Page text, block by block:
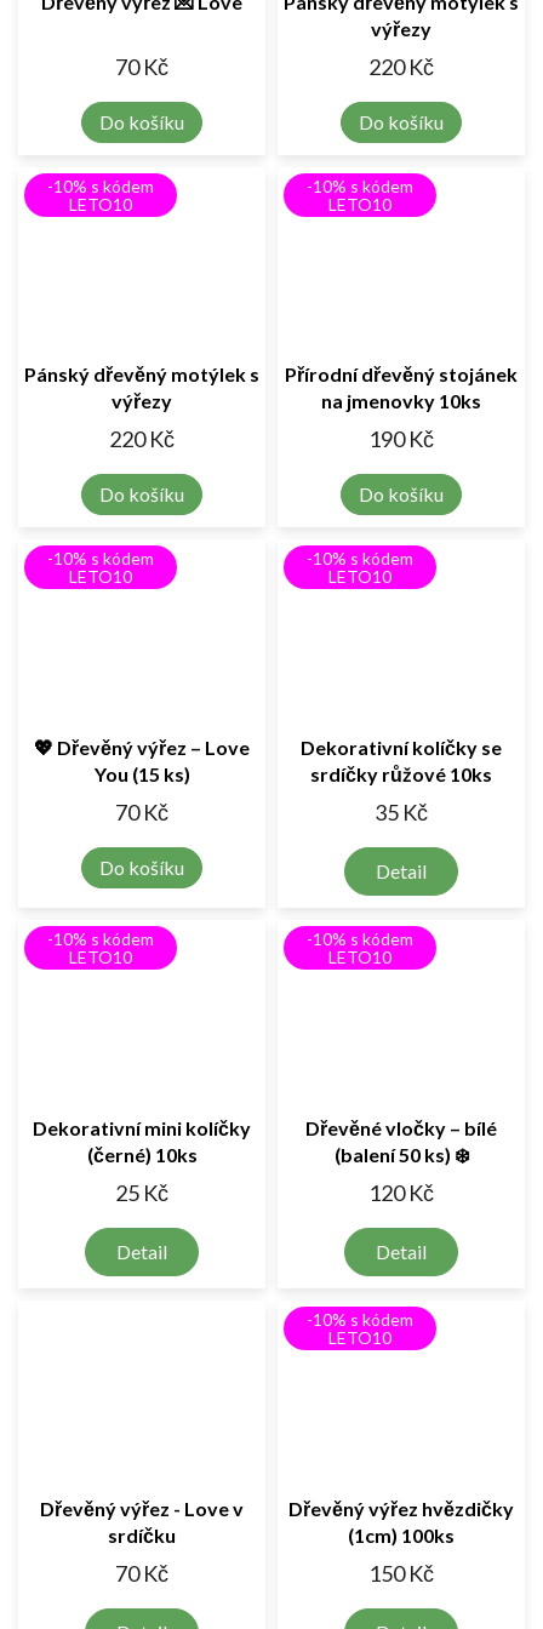
70 Kč
Do košíku
výřezy
220 Kč
Do košíku
-10% s kódem
LETO10
Pánský dřevěný motýlek s
výřezy
220 Kč
Do košíku
-10% s kódem
LETO10
Přírodní dřevěný stojánek
na jmenovky 10ks
190 Kč
Do košíku
-10% s kódem
LETO10
💖 Dřevěný výřez – Love
You (15 ks)
70 Kč
Do košíku
-10% s kódem
LETO10
Dekorativní kolíčky se
srdíčky růžové 10ks
35 Kč
Detail
-10% s kódem
LETO10
Dekorativní mini kolíčky
(černé) 10ks
25 Kč
Detail
-10% s kódem
LETO10
Dřevěné vločky – bílé
(balení 50 ks) ❄️
120 Kč
Detail
Dřevěný výřez - Love v
srdíčku
70 Kč
-10% s kódem
LETO10
Dřevěný výřez hvězdičky
(1cm) 100ks
150 Kč